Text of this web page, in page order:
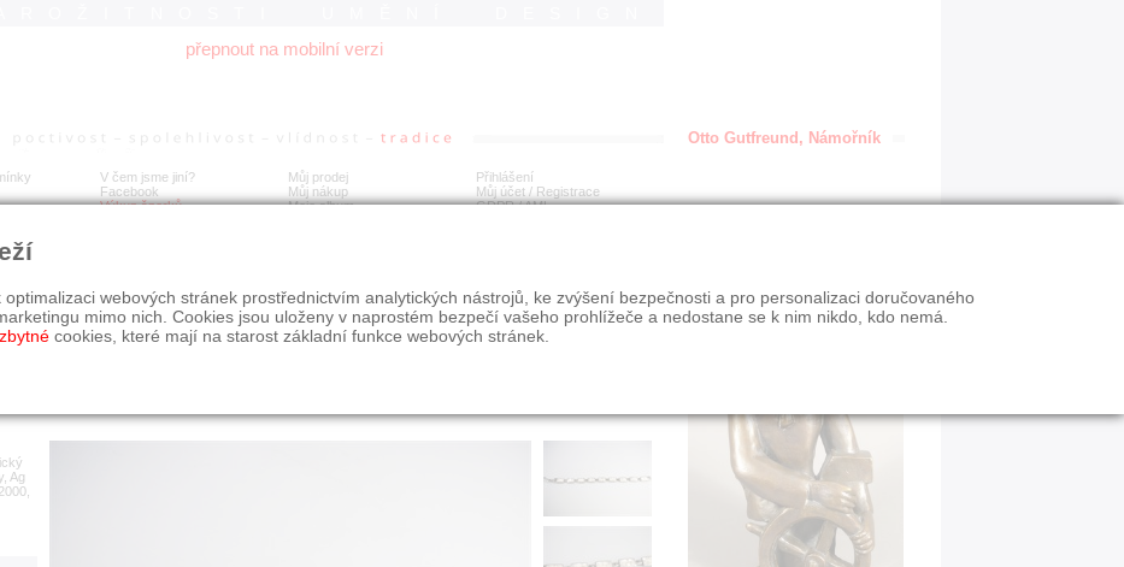
přepnout na mobilní verzi
V čem jsme jiní?
Facebook
Výkup šperků
Můj prodej
Můj nákup
Moje album
Přihlášení
Můj účet / Registrace
GDPR/AML
Stříbrný modernistický náramek s perletí
Ag
Otto Gutfreund, Námořník
webových stránek prostřednictvím analytických nástrojů, ke zvýšení bezpečnosti a pro personalizaci doručovaného
mimo nich. Cookies jsou uloženy v naprostém bezpečí vašeho prohlížeče a nedostane se k nim nikdo, kdo nemá.
cookies, které mají na starost základní funkce webových stránek.